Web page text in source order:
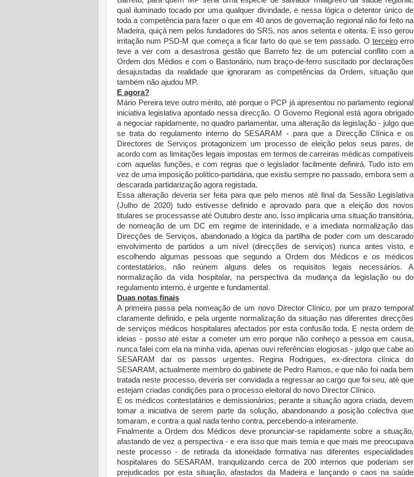
qual iluminado tocado por uma qualquer divindade, e nessa lógica o detentor único de
toda a competência para fazer o que em 40 anos de governação regional não foi feito na
Madeira, quiçá nem pelos fundadores do SRS, nos anos setenta e oitenta. E isso gerou
irritação num PSD-M que começa a ficar farto do que se tem passado. O terceiroerro
teve a ver com a desastrosa gestão que Barreto fez de um potencial conflito com a
Ordem dos Médios e com o Bastonário, num braço-de-ferro suscitado por declarações
desajustadas da realidade que ignoraram as competências da Ordem, situação que
também não ajudou MP.
E agora?
Mário Pereira teve outro mérito, até porque o PCP já apresentou no parlamento regional
iniciativa legislativa apontado nessa direcção. O Governo Regional está agora obrigado
a negociar rapidamente, no quadro parlamentar, uma alteração da legislação - julgo que
se trata do regulamento interno do SESARAM - para que a Direcção Clínica e os
Directores de Serviços protagonizem um processo de eleição pelos seus pares, de
acordo com as limitações legais impostas em termos de carreiras médicas compatíveis
com aquelas funções, e com regras que o legislador facilmente definirá. Tudo isto em
vez de uma imposição político-partidária, que existiu sempre no passado, embora sem a
descarada partidarização agora registada.
Essa alteração deveria ser feita para que pelo menos até final da Sessão Legislativa
(Julho de 2020) tudo estivesse definido e aprovado para que a eleição dos novos
titulares se processasse até Outubro deste ano. Isso implicaria uma situação transitória,
de nomeação de um DC em regime de interinidade, e a imediata normalização das
Direcções de Serviços, abandonado a lógica da partilha de poder com um descarado
envolvimento de partidos a um nível (direcções de serviços) nunca antes visto, e
escolhendo algumas pessoas que segundo a Ordem dos Médicos e os médicos
contestatários, não reúnem alguns deles os requisitos legais necessários. A
normalização da vida hospitalar, na perspectiva da mudança da legislação ou do
regulamento interno, é urgente e fundamental.
Duas notas finais
A primeira passa pela nomeação de um novo Director Clínico, por um prazo temporal
claramente definido, e pela urgente normalização da situação nas diferentes direcções
de serviços médicos hospitalares afectados por esta confusão toda. E nesta ordem de
ideias - posso até estar a cometer um erro porque não conheço a pessoa em causa,
nunca falei com ela na minha vida, apenas ouvi referências elogiosas - julgo que cabe ao
SESARAM dar os passos urgentes. Regina Rodrigues, ex-directora clínica do
SESARAM, actualmente membro do gabinete de Pedro Ramos, e que não foi nada bem
tratada neste processo, deveria ser convidada a regressar ao cargo que foi seu, até que
estejam criadas condições para o processo eleitoral do novo Director Clínico.
E os médicos contestatários e demissionários, perante a situação agora criada, devem
tomar a iniciativa de serem parte da solução, abandonando a posição colectiva que
tomaram, e contra a qual nada tenho contra, percebendo-a inteiramente.
Finalmente a Ordem dos Médicos deve pronunciar-se rapidamente sobre a situação,
afastando de vez a perspectiva - e era isso que mais temia e que mais me preocupava
neste processo - de retirada da idoneidade formativa nas diferentes especialidades
hospitalares do SESARAM, tranquilizando cerca de 200 internos que poderiam ser
prejudicados por esta situação, afastados da Madeira e lançando o caos na saúde